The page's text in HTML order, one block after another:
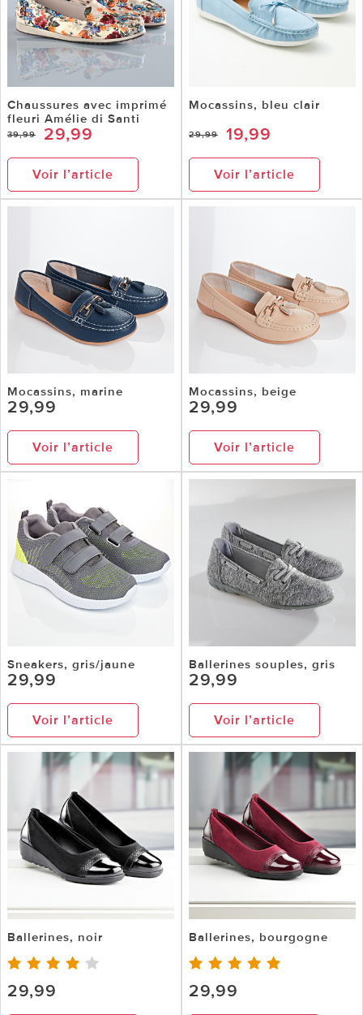
Chaussures avec imprimé
fleuri Amélie di Santi
39,99 29,99
Voir l’article
Mocassins, bleu clair
29,99 19,99
Voir l’article
Mocassins, marine
29,99
Voir l’article
Mocassins, beige
29,99
Voir l’article
Sneakers, gris/jaune
29,99
Voir l’article
Ballerines souples, gris
29,99
Voir l’article
Ballerines, noir
29,99
Ballerines, bourgogne
29,99